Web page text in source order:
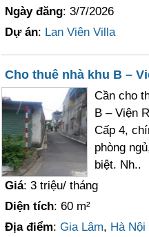
Ngày đăng: 3/7/2026
Dự án: Lan Viên Villa
Cho thuê nhà khu B –
Cần cho
B – Viện
Cấp 4,
phòng
biệt. Nh..
Giá: 3 triệu/ tháng
Diện tích: 60 m²
Địa điểm:Gia Lâm, Hà Nội